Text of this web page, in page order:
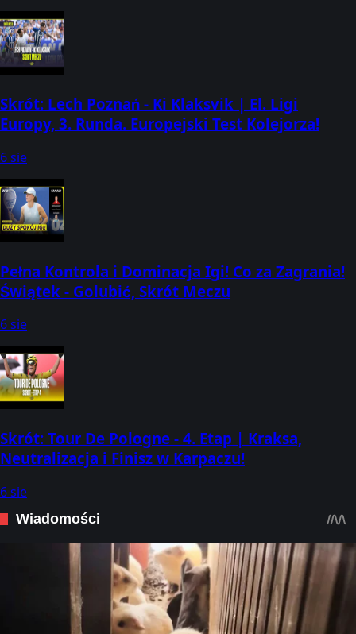
Skrót: Lech Poznań - Ki Klaksvik | El. Ligi
Europy, 3. Runda. Europejski Test Kolejorza!
6 sie
Pełna Kontrola i Dominacja Igi! Co za Zagrania!
Świątek - Golubić, Skrót Meczu
6 sie
Skrót: Tour De Pologne - 4. Etap | Kraksa,
Neutralizacja i Finisz w Karpaczu!
6 sie